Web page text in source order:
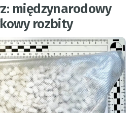
międzynarodowy
rozbity